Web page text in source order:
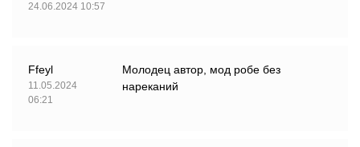
24.06.2024 10:57
Ffeyl
11.05.2024
06:21
Молодец автор, мод робе без
нареканий